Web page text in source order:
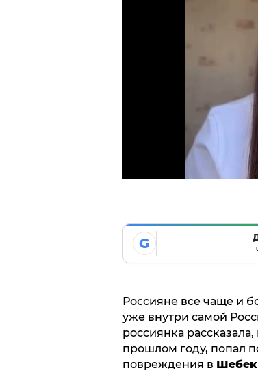
G
Россияне все чаще и
уже внутри самой
россиянка
прошлом году, попал
повреждения в